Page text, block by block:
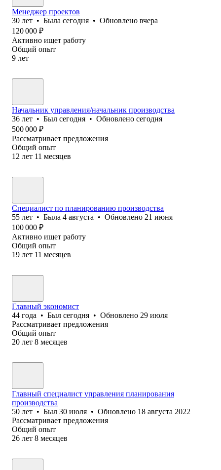
Менеджер проектов
30 лет • Была сегодня • Обновлено вчера
120 000 ₽
Активно ищет работу
Общий опыт
9 лет
Начальник управления/начальник производства
36 лет • Был сегодня • Обновлено сегодня
500 000 ₽
Рассматривает предложения
Общий опыт
12 лет 11 месяцев
Специалист по планированию производства
55 лет • Была 4 августа • Обновлено 21 июня
100 000 ₽
Активно ищет работу
Общий опыт
19 лет 11 месяцев
Главный экономист
44 года • Был сегодня • Обновлено 29 июля
Рассматривает предложения
Общий опыт
20 лет 8 месяцев
Главный специалист управления планирования
производства
50 лет • Был 30 июля • Обновлено 18 августа 2022
Рассматривает предложения
Общий опыт
26 лет 8 месяцев